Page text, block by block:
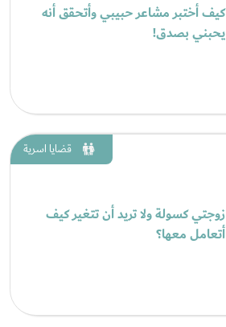
كيف أختبر مشاعر حبيبي وأتحقق أنه
يحبني بصدق!
قضايا اسرية
زوجتي كسولة ولا تريد أن تتغير كيف
أتعامل معها؟